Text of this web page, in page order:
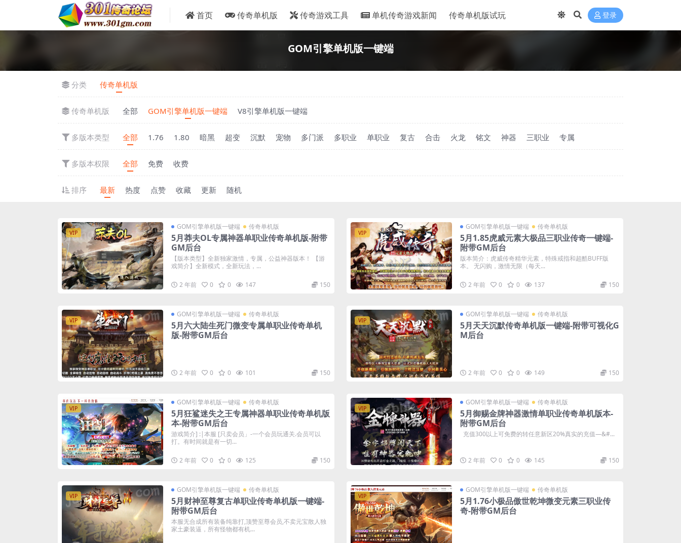
首页 传奇单机版 传奇游戏工具 单机传奇游戏新闻 传奇单机版试玩 登录
GOM引擎单机版一键端
分类 传奇单机版
传奇单机版 全部 GOM引擎单机版一键端 V8引擎单机版一键端
多版本类型 全部 1.76 1.80 暗黑 超变 沉默 宠物 多门派 多职业 单职业 复古 合击 火龙 铭文 神器 三职业 专属
多版本权限 全部 免费 收费
排序 最新 热度 点赞 收藏 更新 随机
VIP
GOM引擎单机版一键端 传奇单机版
5月莽夫OL专属神器单职业传奇单机版-附带
GM后台
【版本类型】全新独家激情，专属，公益神器版本！ 【游
戏简介】全新模式，全新玩法，...
2 年前 0 0 147 150
VIP
GOM引擎单机版一键端 传奇单机版
5月1.85虎威元素大极品三职业传奇一键端-
附带GM后台
版本简介：虎威传奇精华元素，特殊戒指和超酷BUFF版
本。 无闪购，激情无限（每天...
2 年前 0 0 137 150
VIP
GOM引擎单机版一键端 传奇单机版
5月六大陆生死门微变专属单职业传奇单机
版-附带GM后台
2 年前 0 0 101 150
VIP
GOM引擎单机版一键端 传奇单机版
5月天天沉默传奇单机版一键端-附带可视化G
M后台
2 年前 0 0 149 150
VIP
GOM引擎单机版一键端 传奇单机版
5月狂鲨迷失之王专属神器单职业传奇单机版
本-附带GM后台
游戏简介] :|本服 [只卖会员」-一个会员玩通关.会员可以
打。有时间就是有一切...
2 年前 0 0 125 150
VIP
GOM引擎单机版一键端 传奇单机版
5月御赐金牌神器激情单职业传奇单机版本-
附带GM后台
充值300以上可免费的转任意新区20%真实的充值—&#...
2 年前 0 0 145 150
VIP
GOM引擎单机版一键端 传奇单机版
5月财神至尊复古单职业传奇单机版一键端-
附带GM后台
本服无合成所有装备纯靠打,顶赞至尊会员,不卖元宝散人独
家土豪装逼，所有怪物都有机...
VIP
GOM引擎单机版一键端 传奇单机版
5月1.76小极品傲世乾坤微变元素三职业传
奇-附带GM后台